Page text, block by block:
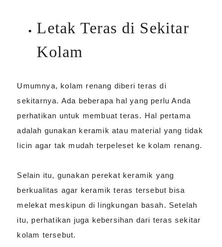
Letak Teras di Sekitar
Kolam
Umumnya, kolam renang diberi teras di
sekitarnya. Ada beberapa hal yang perlu Anda
perhatikan untuk membuat teras. Hal pertama
adalah gunakan keramik atau material yang tidak
licin agar tak mudah terpeleset ke kolam renang.
Selain itu, gunakan perekat keramik yang
berkualitas agar keramik teras tersebut bisa
melekat meskipun di lingkungan basah. Setelah
itu, perhatikan juga kebersihan dari teras sekitar
kolam tersebut.